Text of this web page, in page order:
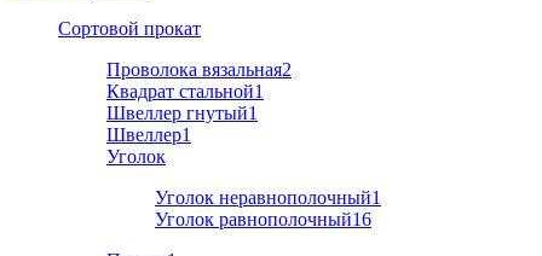
Cортовой прокат
Проволока вязальная2
Квадрат стальной1
Швеллер гнутый1
Швеллер1
Уголок
Уголок неравнополочный1
Уголок равнополочный16